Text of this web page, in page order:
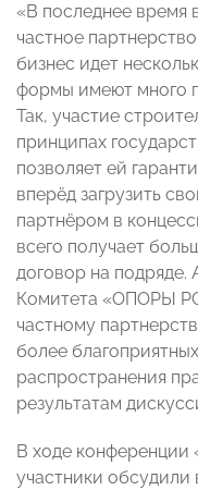
«В последнее время
частное
бизнес идет
формы имеют много
Так, участие
принципах
позволяет ей
вперёд загрузить
партнёром в
всего получает
договор на подряде.
Комитета «ОПОРЫ
частному
более
распространения
результатам
В ходе
участники